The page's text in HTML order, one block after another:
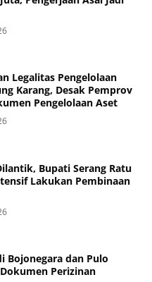
Legalitas Pengelolaan
Karang, Desak Pemprov
Pengelolaan Aset
Bupati Serang Ratu
Lakukan Pembinaan
Bojonegara dan Pulo
Perizinan